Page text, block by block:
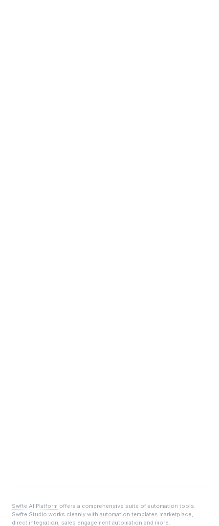
Swfte AI Platform offers a comprehensive suite of automation tools.
Swfte Studio works cleanly with automation templates marketplace,
direct integration, sales engagement automation and more.